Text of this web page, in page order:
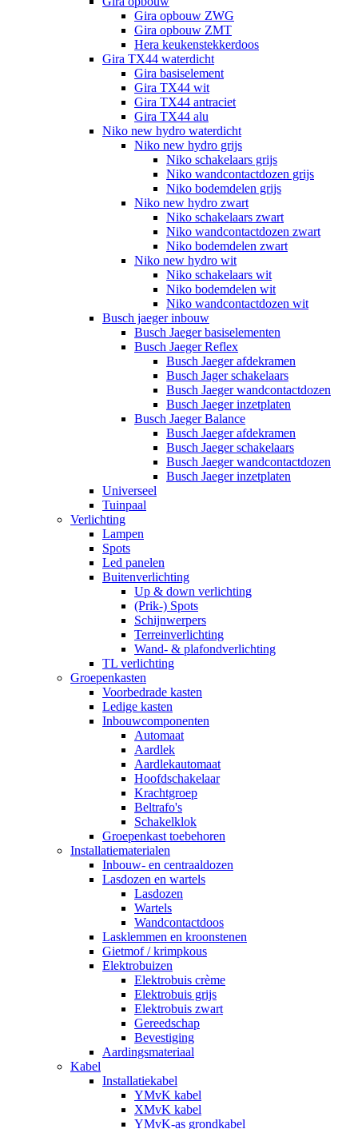
Gira opbouw ZWG
Gira opbouw ZMT
Hera keukenstekkerdoos
Gira TX44 waterdicht
Gira basiselement
Gira TX44 wit
Gira TX44 antraciet
Gira TX44 alu
Niko new hydro waterdicht
Niko new hydro grijs
Niko schakelaars grijs
Niko wandcontactdozen grijs
Niko bodemdelen grijs
Niko new hydro zwart
Niko schakelaars zwart
Niko wandcontactdozen zwart
Niko bodemdelen zwart
Niko new hydro wit
Niko schakelaars wit
Niko bodemdelen wit
Niko wandcontactdozen wit
Busch jaeger inbouw
Busch Jaeger basiselementen
Busch Jaeger Reflex
Busch Jaeger afdekramen
Busch Jager schakelaars
Busch Jaeger wandcontactdozen
Busch Jaeger inzetplaten
Busch Jaeger Balance
Busch Jaeger afdekramen
Busch Jaeger schakelaars
Busch Jaeger wandcontactdozen
Busch Jaeger inzetplaten
Universeel
Tuinpaal
Verlichting
Lampen
Spots
Led panelen
Buitenverlichting
Up & down verlichting
(Prik-) Spots
Schijnwerpers
Terreinverlichting
Wand- & plafondverlichting
TL verlichting
Groepenkasten
Voorbedrade kasten
Ledige kasten
Inbouwcomponenten
Automaat
Aardlek
Aardlekautomaat
Hoofdschakelaar
Krachtgroep
Beltrafo's
Schakelklok
Groepenkast toebehoren
Installatiematerialen
Inbouw- en centraaldozen
Lasdozen en wartels
Lasdozen
Wartels
Wandcontactdoos
Lasklemmen en kroonstenen
Gietmof / krimpkous
Elektrobuizen
Elektrobuis crème
Elektrobuis grijs
Elektrobuis zwart
Gereedschap
Bevestiging
Aardingsmateriaal
Kabel
Installatiekabel
YMvK kabel
XMvK kabel
YMvK-as grondkabel